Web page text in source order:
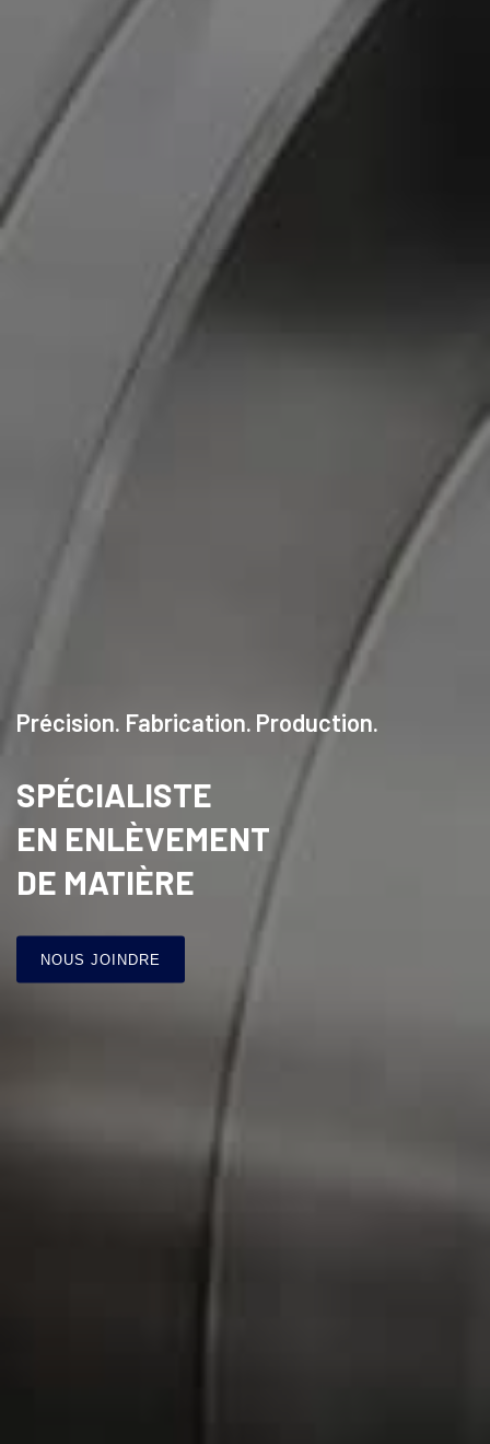
Précision. Fabrication. Production.
SPÉCIALISTE
EN ENLÈVEMENT
DE MATIÈRE
NOUS JOINDRE